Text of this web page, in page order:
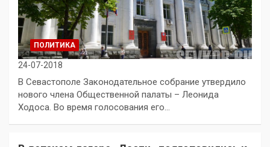
ПОЛИТИКА
24-07-2018
В Севастополе Законодательное собрание утвердило
нового члена Общественной палаты – Леонида
Ходоса. Во время голосования его…